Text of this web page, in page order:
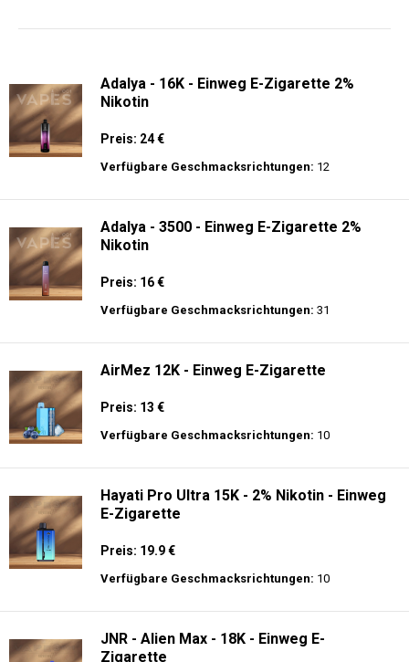
Adalya - 16K - Einweg E-Zigarette 2%
Nikotin
Preis: 24 €
Verfügbare Geschmacksrichtungen: 12
Adalya - 3500 - Einweg E-Zigarette 2%
Nikotin
Preis: 16 €
Verfügbare Geschmacksrichtungen: 31
AirMez 12K - Einweg E-Zigarette
Preis: 13 €
Verfügbare Geschmacksrichtungen: 10
Hayati Pro Ultra 15K - 2% Nikotin - Einweg
E-Zigarette
Preis: 19.9 €
Verfügbare Geschmacksrichtungen: 10
JNR - Alien Max - 18K - Einweg E-
Zigarette